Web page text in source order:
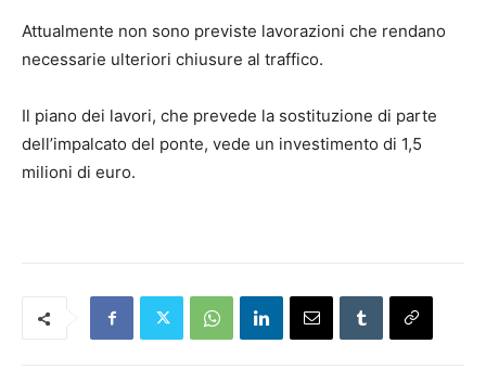
Attualmente non sono previste lavorazioni che rendano
necessarie ulteriori chiusure al traffico.
Il piano dei lavori, che prevede la sostituzione di parte
dell’impalcato del ponte, vede un investimento di 1,5
milioni di euro.